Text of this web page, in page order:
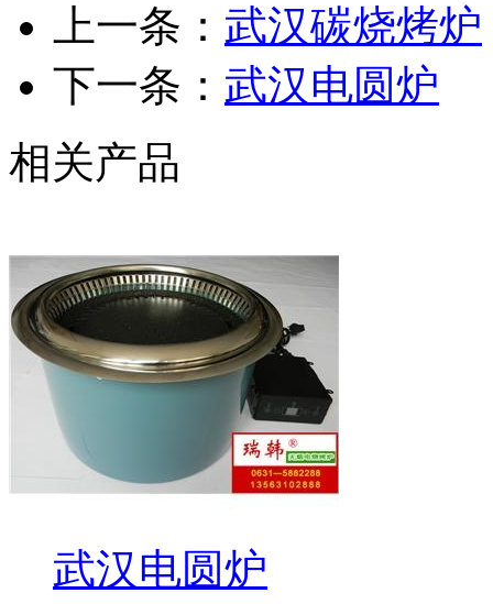
上一条： 武汉碳烧烤炉
下一条： 武汉电圆炉
相关产品
武汉电圆炉